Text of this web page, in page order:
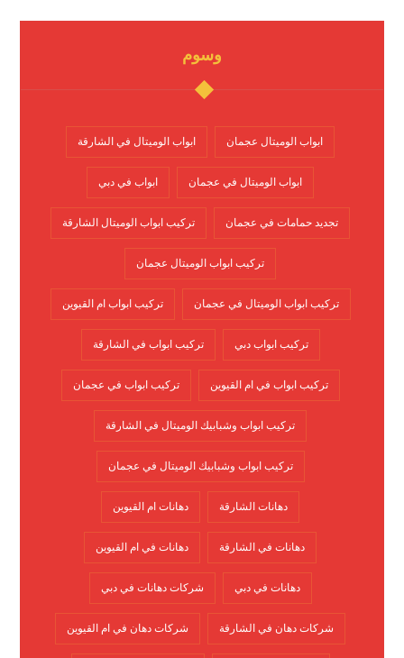
وسوم
ابواب الوميتال عجمان ابواب الوميتال في الشارقة
ابواب الوميتال في عجمان ابواب في دبي
تجديد حمامات في عجمان تركيب ابواب الوميتال الشارقة
تركيب ابواب الوميتال عجمان
تركيب ابواب الوميتال في عجمان تركيب ابواب ام القيوين
تركيب ابواب دبي تركيب ابواب في الشارقة
تركيب ابواب في ام القيوين تركيب ابواب في عجمان
تركيب ابواب وشبابيك الوميتال في الشارقة
تركيب ابواب وشبابيك الوميتال في عجمان
دهانات الشارقة دهانات ام القيوين
دهانات في الشارقة دهانات في ام القيوين
دهانات في دبي شركات دهانات في دبي
شركات دهان في الشارقة شركات دهان في ام القيوين